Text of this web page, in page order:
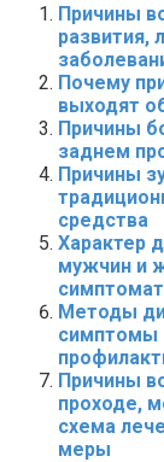
Причины
развития,
Почему
выходят
Причины
заднем
Причины
средства
Характер
мужчин и
Методы
симптомы
Причины
проходе,
схема
меры